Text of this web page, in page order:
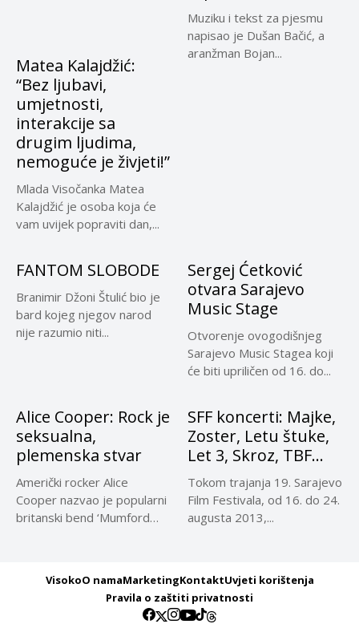
Matea Kalajdžić:
“Bez ljubavi,
umjetnosti,
interakcije sa
drugim ljudima,
nemoguće je živjeti!”
Mlada Visočanka Matea
Kalajdžić je osoba koja će
vam uvijek popraviti dan,...
Muziku i tekst za pjesmu
napisao je Dušan Bačić, a
aranžman Bojan...
FANTOM SLOBODE
Branimir Džoni Štulić bio je
bard kojeg njegov narod
nije razumio niti...
Sergej Ćetković
otvara Sarajevo
Music Stage
Otvorenje ovogodišnjeg
Sarajevo Music Stagea koji
će biti upriličen od 16. do...
Alice Cooper: Rock je
seksualna,
plemenska stvar
Američki rocker Alice
Cooper nazvao je popularni
britanski bend ‘Mumford
SFF koncerti: Majke,
Zoster, Letu štuke,
Let 3, Skroz, TBF…
Tokom trajanja 19. Sarajevo
Film Festivala, od 16. do 24.
augusta 2013,...
VisokoO namaMarketingKontaktUvjeti korištenja
Pravila o zaštiti privatnosti